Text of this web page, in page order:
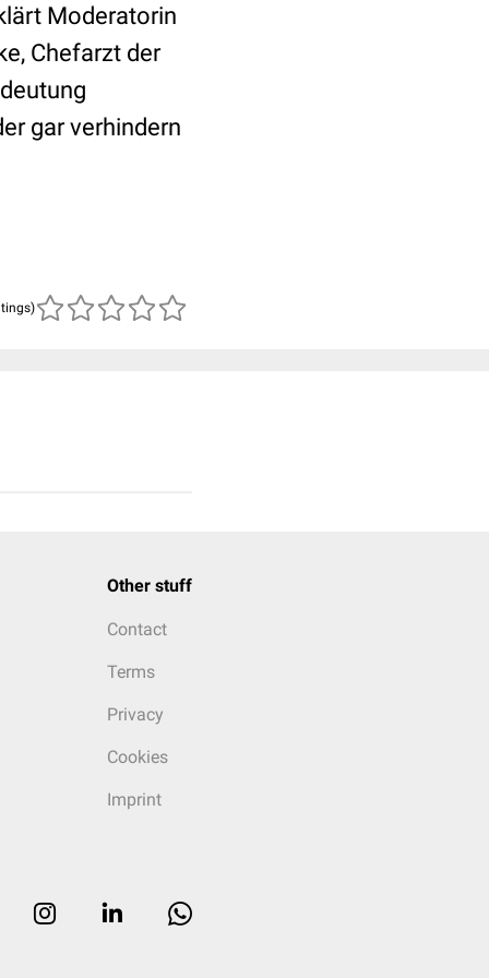
Moderatorin
Chefarzt der
gar verhindern
Other stuff
Contact
Terms
Privacy
Cookies
Imprint